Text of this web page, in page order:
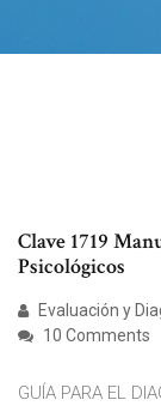
Clave 1719
Psicológicos
Evaluación y
10 Comments
GUÍA PARA EL